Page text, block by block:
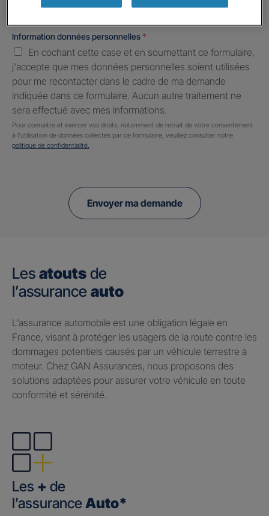
Information données personnelles *
En cochant cette case et en soumettant ce formulaire,
j'accepte que mes données personnelles soient utilisées
pour me recontacter dans le cadre de ma demande
indiquée dans ce formulaire. Aucun autre traitement ne
sera effectué avec mes informations.
Pour connaitre et exercer vos droits, notamment de retrait de votre consentement
à l'utilisation de données collectés par ce formulaire, veuillez consulter notre
politique de confidentialité.
Envoyer ma demande
Les atouts de
l’assurance auto
​L’assurance automobile est une obligation légale en
France, visant à protéger les usagers de la route contre les
dommages potentiels causés par un véhicule terrestre à
moteur. Chez GAN Assurances, nous proposons des
solutions adaptées pour assurer votre véhicule en toute
conformité et sérénité.
Les + de
l’assurance Auto*